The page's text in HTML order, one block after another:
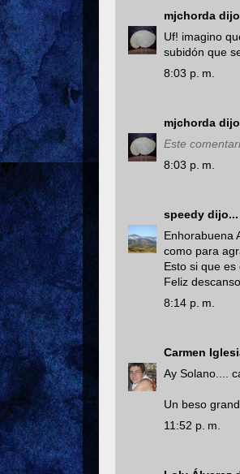
mjchorda
Uf! imagino
subidón que
8:03 p. m.
mjchorda
Este
8:03 p. m.
speedy dijo...
Enhorabuena
como para
Esto si que
Feliz descanso.
8:14 p. m.
Carmen
Ay Solano....
Un beso
11:52 p. m.